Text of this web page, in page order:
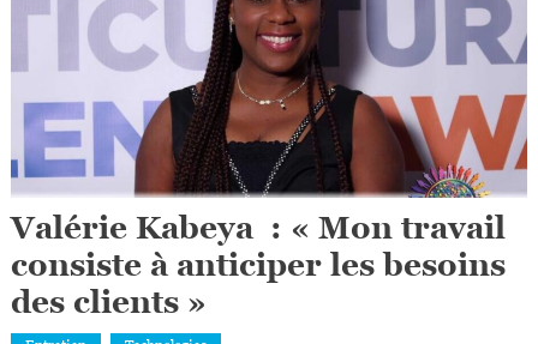
Valérie Kabeya : « Mon travail
consiste à anticiper les besoins
des clients »